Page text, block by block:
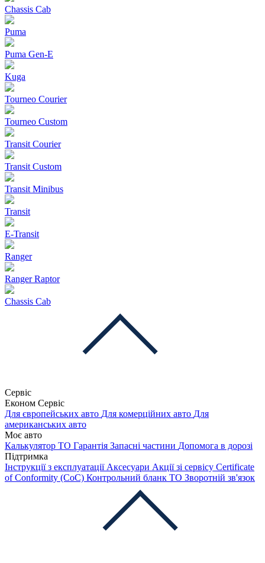
Chassis Cab
Puma
Puma Gen‑E
Kuga
Tourneo Courier
Tourneo Custom
Transit Courier
Transit Custom
Transit Minibus
Transit
E-Transit
Ranger
Ranger Raptor
Chassis Cab
Сервіс
Економ Сервіс
Для європейських авто Для комерційних авто Для
американських авто
Моє авто
Калькулятор ТО Гарантія Запасні частини Допомога в дорозі
Підтримка
Інструкції з експлуатації Аксесуари Акції зі сервісу Certificate
of Conformity (CoC) Контрольний бланк ТО Зворотній зв'язок